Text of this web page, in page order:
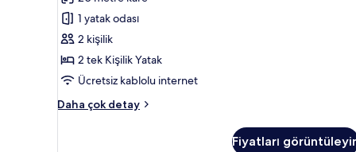
fazla
detay
İçilmez
(10th-
24th)
için
tüm
fotoğrafları
1 yatak odası
2 kişilik
2 tek Kişilik Yatak
Ücretsiz kablolu internet
Daha çok detay
Standard
Fiyatları